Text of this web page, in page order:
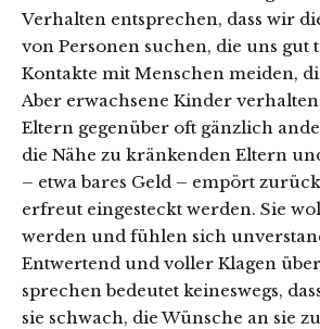
Verhalten entsprechen, dass wir
von Personen suchen, die uns gut
Kontakte mit Menschen meiden,
Aber erwachsene Kinder
Eltern gegenüber oft gänzlich
die Nähe zu kränkenden Eltern
– etwa bares Geld – empört
erfreut eingesteckt werden. Sie
werden und fühlen sich
Entwertend und voller Klagen
sprechen bedeutet keineswegs,
sie schwach, die Wünsche an sie